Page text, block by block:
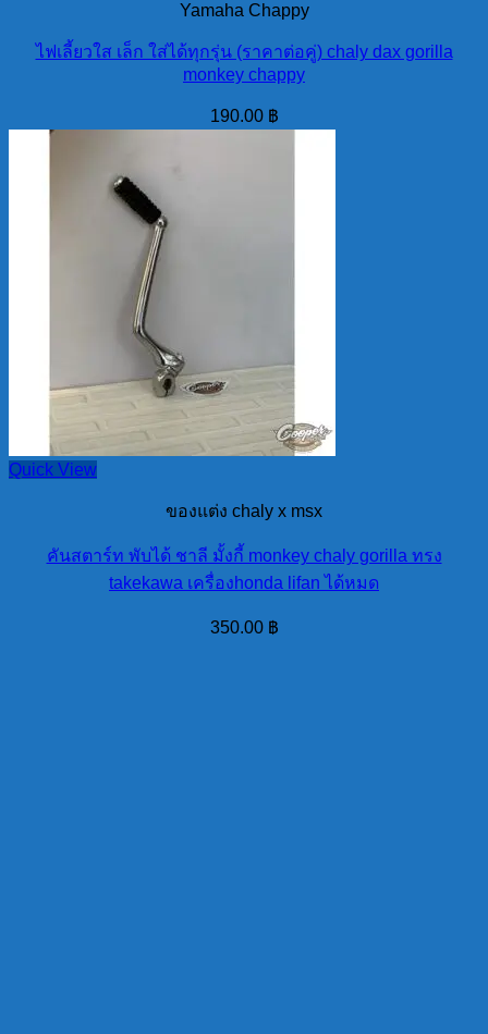
Yamaha Chappy
ไฟเลี้ยวใส เล็ก ใส่ได้ทุกรุ่น (ราคาต่อคู่) chaly dax gorilla
monkey chappy
190.00 ฿
Quick View
ของแต่ง chaly x msx
คันสตาร์ท พับได้ ชาลี มั้งกี้ monkey chaly gorilla ทรง
takekawa เครื่องhonda lifan ได้หมด
350.00 ฿